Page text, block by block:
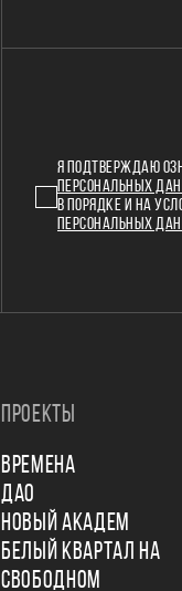
Я ПОДТВЕРЖДАЮ
ПЕРСОНАЛЬНЫХ
В ПОРЯДКЕ И НА
ПЕРСОНАЛЬНЫХ
ПРОЕКТЫ
ВРЕМЕНА
ДАО
НОВЫЙ АКАДЕМ
БЕЛЫЙ КВАРТАЛ НА
СВОБОДНОМ